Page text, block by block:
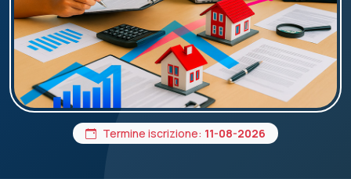
Termine iscrizione: 11-08-2026